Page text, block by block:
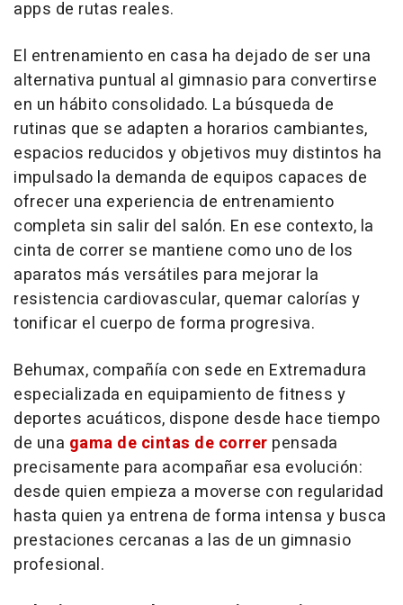
apps de rutas reales.
El entrenamiento en casa ha dejado de ser una
alternativa puntual al gimnasio para convertirse
en un hábito consolidado. La búsqueda de
rutinas que se adapten a horarios cambiantes,
espacios reducidos y objetivos muy distintos ha
impulsado la demanda de equipos capaces de
ofrecer una experiencia de entrenamiento
completa sin salir del salón. En ese contexto, la
cinta de correr se mantiene como uno de los
aparatos más versátiles para mejorar la
resistencia cardiovascular, quemar calorías y
tonificar el cuerpo de forma progresiva.
Behumax, compañía con sede en Extremadura
especializada en equipamiento de fitness y
deportes acuáticos, dispone desde hace tiempo
de una gama de cintas de correr pensada
precisamente para acompañar esa evolución:
desde quien empieza a moverse con regularidad
hasta quien ya entrena de forma intensa y busca
prestaciones cercanas a las de un gimnasio
profesional.